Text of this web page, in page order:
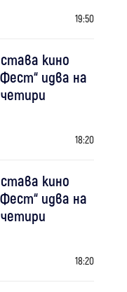
19:50
кино
идва на
18:20
кино
идва на
18:20